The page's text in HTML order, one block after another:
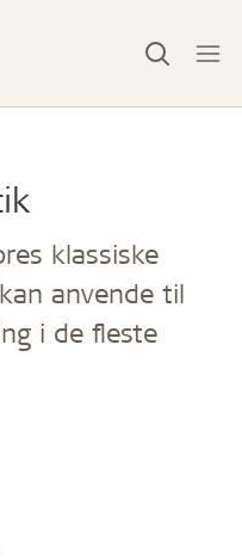
klassiske
anvende til
i de fleste